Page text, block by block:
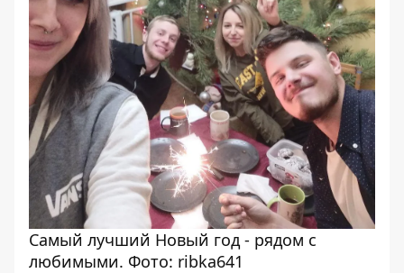
Самый лучший Новый год - рядом с
любимыми. Фото: ribka641